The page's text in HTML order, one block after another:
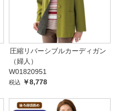
圧縮リバーシブルカーディガン
（婦人）
W01820951
税込 ￥8,778